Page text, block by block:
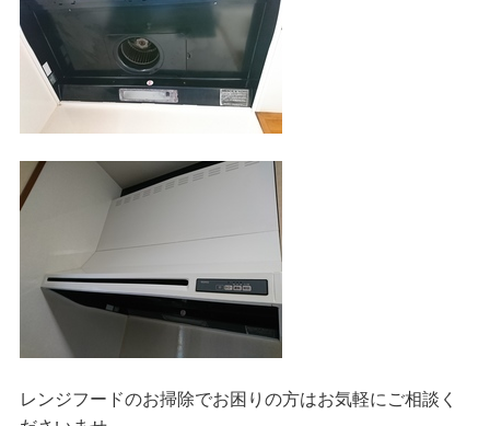
レンジフードのお掃除でお困りの方はお気軽にご相談く